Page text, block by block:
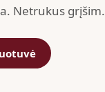
Netrukus grįšim.